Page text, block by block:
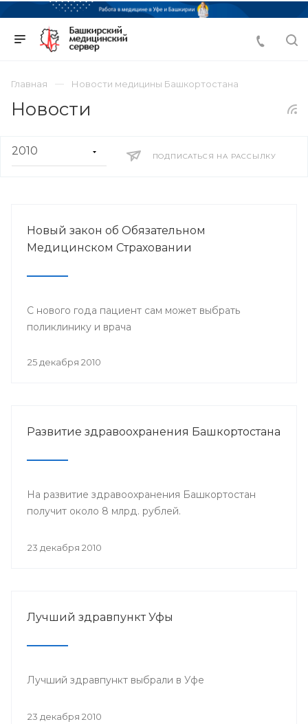
Главная Новости медицины Башкортостана
Новости
ПОДПИСАТЬСЯ НА РАССЫЛКУ
Новый закон об Обязательном
Медицинском Страховании
С нового года пациент сам может выбрать
поликлинику и врача
25 декабря 2010
Развитие здравоохранения Башкортостана
На развитие здравоохранения Башкортостан
получит около 8 млрд. рублей.
23 декабря 2010
Лучший здравпункт Уфы
Лучший здравпункт выбрали в Уфе
23 декабря 2010